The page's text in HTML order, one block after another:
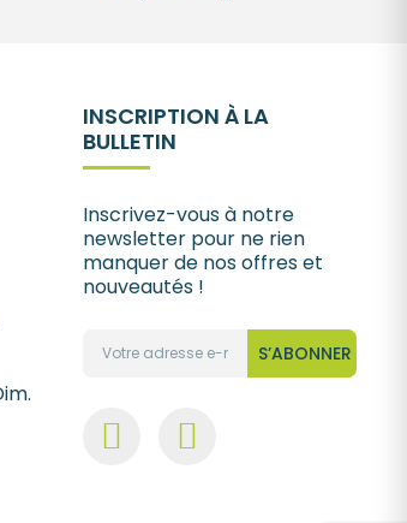
INSCRIPTION À LA
BULLETIN
Inscrivez-vous à notre
newsletter pour ne rien
manquer de nos offres et
nouveautés !
S’ABONNER